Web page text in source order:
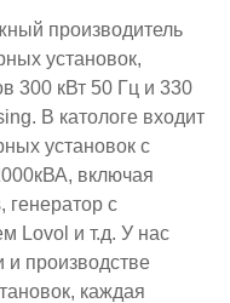
производитель
установок,
300 кВт 50 Гц и 330
В катологе входит
установок с
включая
генератор с
Lovol и т.д. У нас
и производстве
каждая